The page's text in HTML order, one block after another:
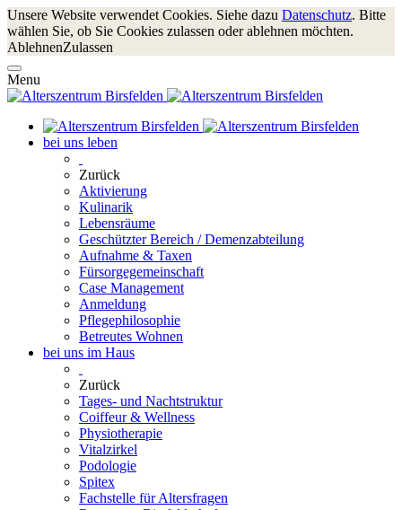
Unsere Website verwendet Cookies. Siehe dazu Datenschutz. Bitte
wählen Sie, ob Sie Cookies zulassen oder ablehnen möchten.
AblehnenZulassen
Menu
bei uns leben
Zurück
Aktivierung
Kulinarik
Lebensräume
Geschützter Bereich / Demenzabteilung
Aufnahme & Taxen
Fürsorgegemeinschaft
Case Management
Anmeldung
Pflegephilosophie
Betreutes Wohnen
bei uns im Haus
Zurück
Tages- und Nachtstruktur
Coiffeur & Wellness
Physiotherapie
Vitalzirkel
Podologie
Spitex
Fachstelle für Altersfragen